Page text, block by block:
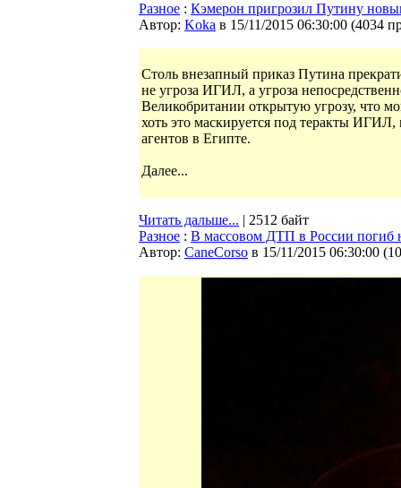
Разное : Кэмерон пригрозил Путину
Автор: Koka в 15/11/2015 06:30:00 (4034
Столь внезапный приказ Путина
не угроза ИГИЛ, а угроза
Великобритании открытую угрозу, что
хоть это маскируется под теракты
агентов в Египте.
Далее...
Читать дальше... | 2512 байт
Разное : В массовом ДТП в России погиб
Автор: CaneCorso в 15/11/2015 06:30:00 (